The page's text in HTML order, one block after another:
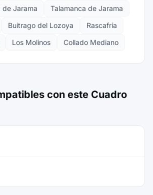
de Jarama
Talamanca de Jarama
Buitrago del Lozoya
Rascafría
Los Molinos Collado Mediano
con este Cuadro